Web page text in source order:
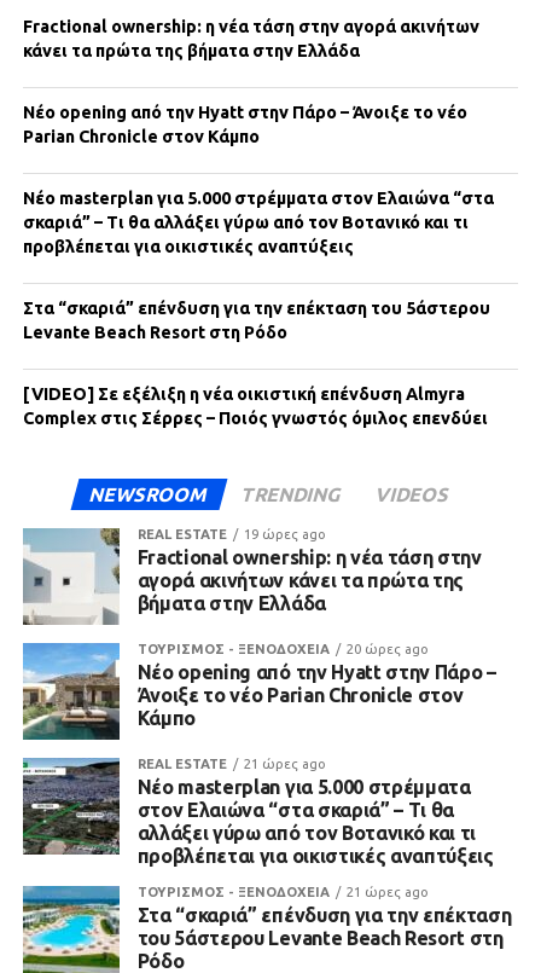
Fractional ownership: η νέα τάση στην αγορά ακινήτων
κάνει τα πρώτα της βήματα στην Ελλάδα
Νέο opening από την Hyatt στην Πάρο – Άνοιξε το νέο
Parian Chronicle στον Κάμπο
Νέο masterplan για 5.000 στρέμματα στον Ελαιώνα “στα
σκαριά” – Τι θα αλλάξει γύρω από τον Βοτανικό και τι
προβλέπεται για οικιστικές αναπτύξεις
Στα “σκαριά” επένδυση για την επέκταση του 5άστερου
Levante Beach Resort στη Ρόδο
[VIDEO] Σε εξέλιξη η νέα οικιστική επένδυση Almyra
Complex στις Σέρρες – Ποιός γνωστός όμιλος επενδύει
NEWSROOM TRENDING VIDEOS
REAL ESTATE 19 ώρες ago
Fractional ownership: η νέα τάση στην
αγορά ακινήτων κάνει τα πρώτα της
βήματα στην Ελλάδα
ΤΟΥΡΙΣΜΟΣ - ΞΕΝΟΔΟΧΕΙΑ 20 ώρες ago
Νέο opening από την Hyatt στην Πάρο –
Άνοιξε το νέο Parian Chronicle στον
Κάμπο
REAL ESTATE 21 ώρες ago
Νέο masterplan για 5.000 στρέμματα
στον Ελαιώνα “στα σκαριά” – Τι θα
αλλάξει γύρω από τον Βοτανικό και τι
προβλέπεται για οικιστικές αναπτύξεις
ΤΟΥΡΙΣΜΟΣ - ΞΕΝΟΔΟΧΕΙΑ 21 ώρες ago
Στα “σκαριά” επένδυση για την επέκταση
του 5άστερου Levante Beach Resort στη
Ρόδο